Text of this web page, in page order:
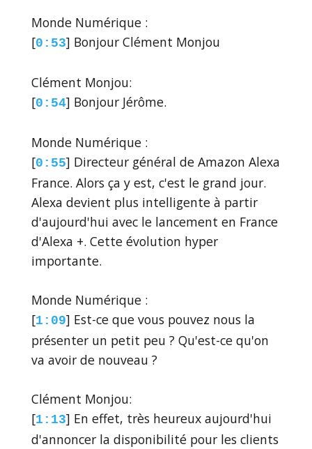
Monde Numérique :
[0:53] Bonjour Clément Monjou
Clément Monjou:
[0:54] Bonjour Jérôme.
Monde Numérique :
[0:55] Directeur général de Amazon Alexa
France. Alors ça y est, c'est le grand jour.
Alexa devient plus intelligente à partir
d'aujourd'hui avec le lancement en France
d'Alexa +. Cette évolution hyper
importante.
Monde Numérique :
[1:09] Est-ce que vous pouvez nous la
présenter un petit peu ? Qu'est-ce qu'on
va avoir de nouveau ?
Clément Monjou:
[1:13] En effet, très heureux aujourd'hui
d'annoncer la disponibilité pour les clients